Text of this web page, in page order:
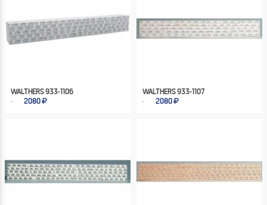
WALTHERS 933-1106
2080
WALTHERS 933-1107
2080